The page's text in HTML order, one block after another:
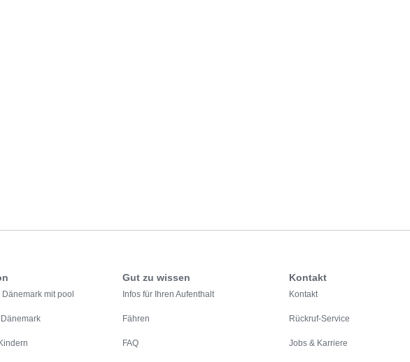
mit pool
Gut zu wissen
Infos für Ihren Aufenthalt
Fähren
FAQ
Kontakt
Kontakt
Rückruf-Service
Jobs & Karriere